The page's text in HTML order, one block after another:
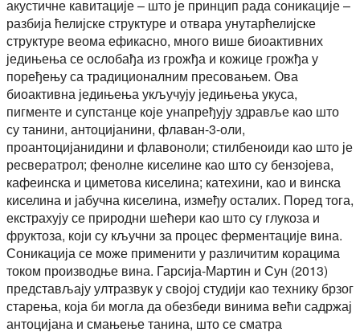
акустичне кавитације – што је принцип рада соникације –
разбија ћелијске структуре и отвара унутарћелијске
структуре веома ефикасно, много више биоактивних
једињења се ослобађа из грожђа и кожице грожђа у
поређењу са традиционалним пресовањем. Ова
биоактивна једињења укључују једињења укуса,
пигменте и супстанце које унапређују здравље као што
су танини, антоцијанини, флаван-3-оли,
проантоцијанидини и флавоноли; стилбеноиди као што је
ресвератрол; фенолне киселине као што су бензојева,
кафеинска и циметова киселина; катехини, као и винска
киселина и јабучна киселина, између осталих. Поред тога,
екстрахују се природни шећери као што су глукоза и
фруктоза, који су кључни за процес ферментације вина.
Соникација се може применити у различитим корацима
током производње вина. Гарсија-Мартин и Сун (2013)
представљају ултразвук у својој студији као технику брзог
старења, која би могла да обезбеди винима већи садржај
антоцијана и смањење танина, што се сматра